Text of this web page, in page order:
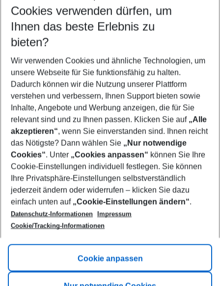
Customize your offer
Find the perfect deal which suits your best
Your departure airport
Any airport
Select your date range
12/08/26–10/08/27 5-8 nights
Who will travel
2 adults No children
Show more filter
Footer
Footer navigation
Title A
Link A
Cookies verwenden dürfen, um
Ihnen das beste Erlebnis zu
bieten?
Wir verwenden Cookies und ähnliche Technologien, um
unsere Webseite für Sie funktionsfähig zu halten.
Dadurch können wir die Nutzung unserer Plattform
verstehen und verbessern, Ihnen Support bieten sowie
Inhalte, Angebote und Werbung anzeigen, die für Sie
relevant sind und zu Ihnen passen. Klicken Sie auf „Alle
akzeptieren“, wenn Sie einverstanden sind. Ihnen reicht
das Nötigste? Dann wählen Sie „Nur notwendige
Cookies“. Unter „Cookies anpassen“ können Sie Ihre
Cookie-Einstellungen individuell festlegen. Sie können
Ihre Privatsphäre-Einstellungen selbstverständlich
jederzeit ändern oder widerrufen – klicken Sie dazu
einfach unten auf „Cookie-Einstellungen ändern“.
Datenschutz-Informationen
Impressum
Cookie/Tracking-Informationen
Cookie anpassen